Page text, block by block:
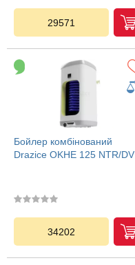
29571
Бойлер комбінований
Drazice OKHE 125 NTR/DV
34202